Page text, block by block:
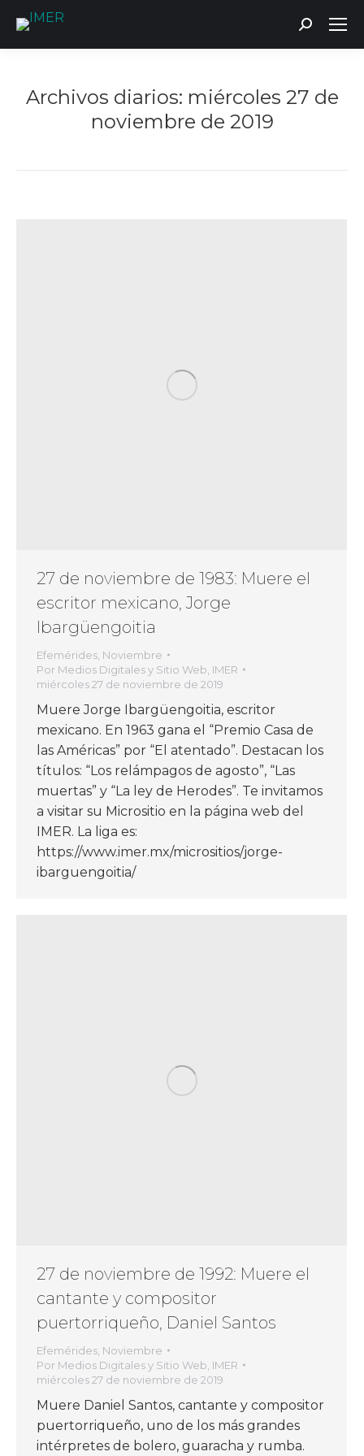
Buscar:
Archivos diarios: miércoles 27 de
noviembre de 2019
27 de noviembre de 1983: Muere el
escritor mexicano, Jorge
Ibargüengoitia
Efemérides Noviembre
Por Medios Digitales y Sitio Web, IMER
miércoles 27 de noviembre de 2019
Muere Jorge Ibargüengoitia, escritor
mexicano. En 1963 gana el “Premio Casa de
las Américas” por “El atentado”. Destacan los
títulos: “Los relámpagos de agosto”, “Las
muertas” y “La ley de Herodes”. Te invitamos
a visitar su Micrositio en la página web del
IMER. La liga es:
https://www.imer.mx/micrositios/jorge-
ibarguengoitia/
27 de noviembre de 1992: Muere el
cantante y compositor
puertorriqueño, Daniel Santos
Efemérides Noviembre
Por Medios Digitales y Sitio Web, IMER
miércoles 27 de noviembre de 2019
Muere Daniel Santos, cantante y compositor
puertorriqueño, uno de los más grandes
intérpretes de bolero, guaracha y rumba.